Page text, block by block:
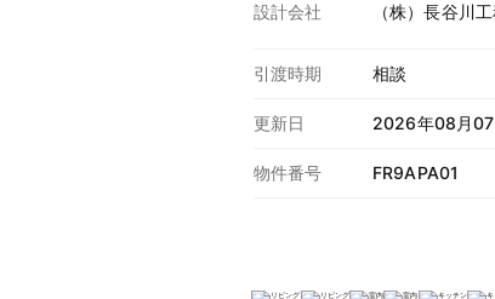
設計会社 （株）長谷川
引渡時期 相談
更新日 2026年08月07
物件番号 FR9APA01